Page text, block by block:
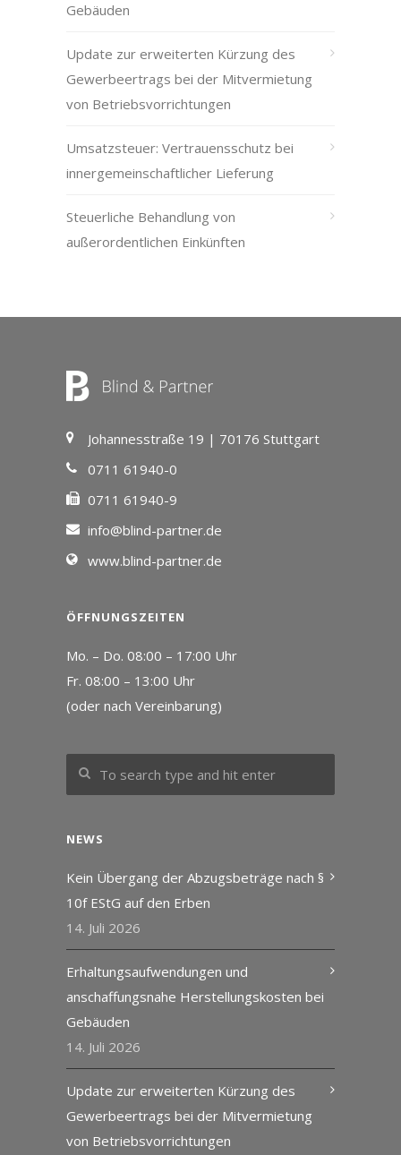
Gebäuden
Update zur erweiterten Kürzung des
Gewerbeertrags bei der Mitvermietung
von Betriebsvorrichtungen
Umsatzsteuer: Vertrauensschutz bei
innergemeinschaftlicher Lieferung
Steuerliche Behandlung von
außerordentlichen Einkünften
Johannesstraße 19 | 70176 Stuttgart
0711 61940-0
0711 61940-9
info@blind-partner.de
www.blind-partner.de
ÖFFNUNGSZEITEN
Mo. – Do. 08:00 – 17:00 Uhr
Fr. 08:00 – 13:00 Uhr
(oder nach Vereinbarung)
NEWS
Kein Übergang der Abzugsbeträge nach §
10f EStG auf den Erben
14. Juli 2026
Erhaltungsaufwendungen und
anschaffungsnahe Herstellungskosten bei
Gebäuden
14. Juli 2026
Update zur erweiterten Kürzung des
Gewerbeertrags bei der Mitvermietung
von Betriebsvorrichtungen